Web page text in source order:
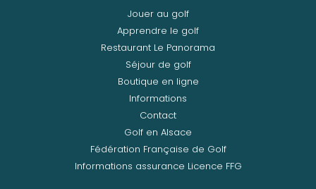
Jouer au golf
Apprendre le golf
Restaurant Le Panorama
Séjour de golf
Boutique en ligne
Informations
Contact
Golf en Alsace
Fédération Française de Golf
Informations assurance Licence FFG